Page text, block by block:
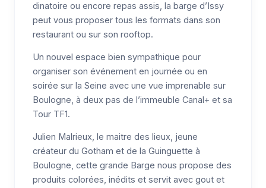
dinatoire ou encore repas assis, la barge d’Issy
peut vous proposer tous les formats dans son
restaurant ou sur son rooftop.
Un nouvel espace bien sympathique pour
organiser son événement en journée ou en
soirée sur la Seine avec une vue imprenable sur
Boulogne, à deux pas de l’immeuble Canal+ et sa
Tour TF1.
Julien Malrieux, le maitre des lieux, jeune
créateur du Gotham et de la Guinguette à
Boulogne, cette grande Barge nous propose des
produits colorées, inédits et servit avec gout et